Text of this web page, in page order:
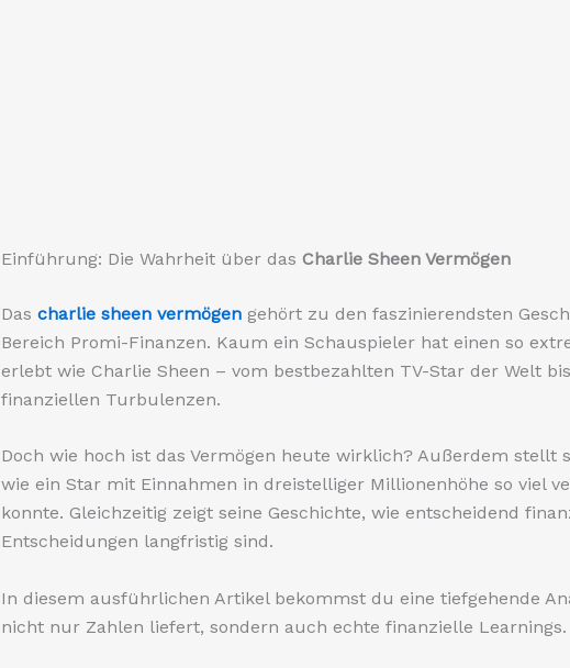
Einführung: Die Wahrheit über das Charlie Sheen Vermögen
Das charlie sheen vermögen gehört zu den faszinierendsten
Bereich Promi-Finanzen. Kaum ein Schauspieler hat einen so
erlebt wie Charlie Sheen – vom bestbezahlten TV-Star der Welt
finanziellen Turbulenzen.
Doch wie hoch ist das Vermögen heute wirklich? Außerdem stellt
wie ein Star mit Einnahmen in dreistelliger Millionenhöhe so viel
konnte. Gleichzeitig zeigt seine Geschichte, wie entscheidend
Entscheidungen langfristig sind.
In diesem ausführlichen Artikel bekommst du eine tiefgehende
nicht nur Zahlen liefert, sondern auch echte finanzielle Learnings.